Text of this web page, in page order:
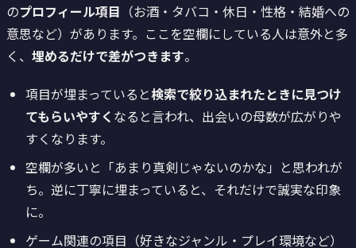
のプロフィール項目 （お酒・タバコ・休日・性格・結婚への
意思など）があります。ここを空欄にしている人は意外と多
く、 埋めるだけで差がつきます。
項目が埋まっていると検索で絞り込まれたときに見つけ
てもらいやすく なると言われ、出会いの母数が広がりや
すくなります。
空欄が多いと「あまり真剣じゃないのかな」と思われが
ち。逆に丁寧に埋まっていると、それだけで誠実な印象
に。
ゲーム関連の項目（好きなジャンル・プレイ環境など）